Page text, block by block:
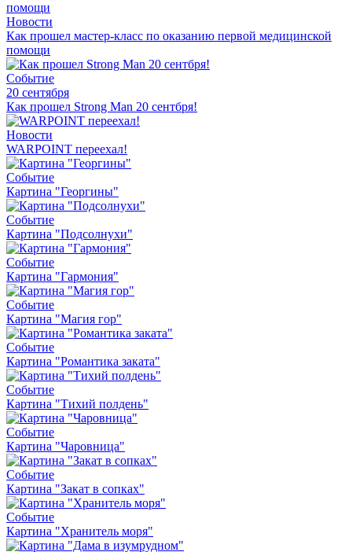
Новости
Как прошел мастер-класс по оказанию первой медицинской
помощи
Событие
20 сентября
Как прошел Strong Man 20 сентбря!
Новости
WARPOINT переехал!
Событие
Картина "Георгины"
Событие
Картина "Подсолнухи"
Событие
Картина "Гармония"
Событие
Картина "Магия гор"
Событие
Картина "Романтика заката"
Событие
Картина "Тихий полдень"
Событие
Картина "Чаровница"
Событие
Картина "Закат в сопках"
Событие
Картина "Хранитель моря"